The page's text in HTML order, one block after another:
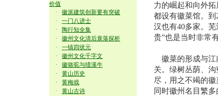
价值
·
徽派建筑创新要有突破
·
一门八进士
·
陶行知全集
·
徽州文化清后衰落探析
·
一镇四状元
·
徽州文化千字文
·
徽骆驼与绩溪牛
·
黄山历史
·
黄梅戏
·
黄山古诗
力的崛起和向外
都设有徽菜馆。
汉也有40多家。
贵”也是当时非常
徽菜的形成与江
关。绿树丛荫、
尽，用之不竭的
同时徽州名目繁